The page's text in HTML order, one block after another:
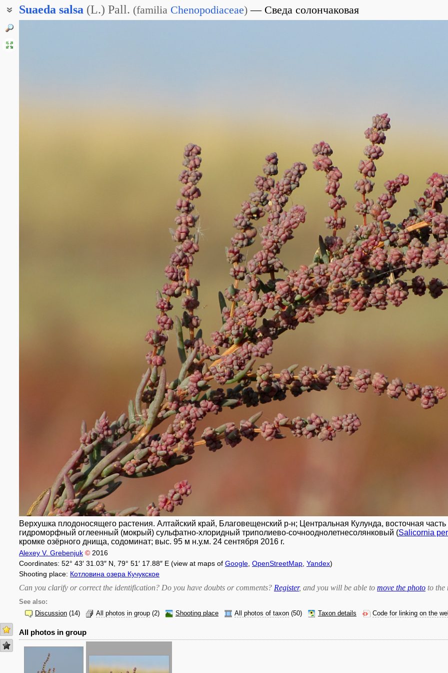
Suaeda salsa (L.) Pall. (familia Chenopodiaceae) Сведа солончаковая
Верхушка плодоносящего растения. Алтайский край, Благовещенский р-н; Центральная Кулунда, восточная
гидроморфный оглеенный (мокрый) сульфатно-хлоридный триполиево-сочнооднолетнесолянковый (Salicornia
кромке озёрного днища, содоминат; выс. 95 м н.у.м. 24 сентября 2016 г.
Alexey V. Grebenjuk © 2016
Coordinates: 52° 43′ 31.03″ N, 79° 51′ 17.88″ E (view at maps of Google OpenStreetMap Yandex)
Shooting place: Котловина озера Кучукское
Can you clarify or correct the identification? Do you have doubts or comments? Register, and you will be able to move the photo to the
See also:
Discussion (14) All photos in group (2) Shooting place All photos of taxon (50) Taxon details Code for linking on the
All photos in group